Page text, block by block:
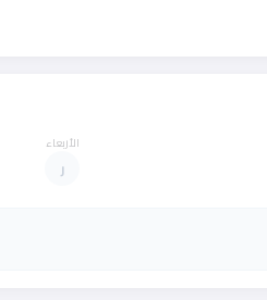
الأربعاء
ر